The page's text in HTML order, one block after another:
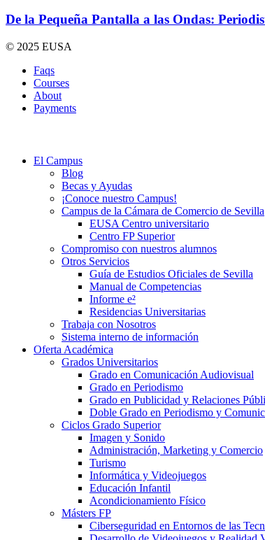
De la Pequeña Pantalla a las Ondas:
© 2025 EUSA
Faqs
Courses
About
Payments
El Campus
Blog
Becas y Ayudas
¡Conoce nuestro Campus!
Campus de la Cámara de Comercio de Sevilla
EUSA Centro universitario
Centro FP Superior
Compromiso con nuestros alumnos
Otros Servicios
Guía de Estudios Oficiales de Sevilla
Manual de Competencias
Informe e²
Residencias Universitarias
Trabaja con Nosotros
Sistema interno de información
Oferta Académica
Grados Universitarios
Grado en Comunicación Audiovisual
Grado en Periodismo
Grado en Publicidad y Relaciones
Doble Grado en Periodismo y
Ciclos Grado Superior
Imagen y Sonido
Administración, Marketing y Comercio
Turismo
Informática y Videojuegos
Educación Infantil
Acondicionamiento Físico
Másters FP
Ciberseguridad en Entornos de las